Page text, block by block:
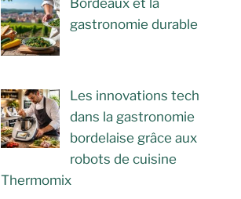
Bordeaux et la
gastronomie durable
Les innovations tech
dans la gastronomie
bordelaise grâce aux
robots de cuisine
Thermomix